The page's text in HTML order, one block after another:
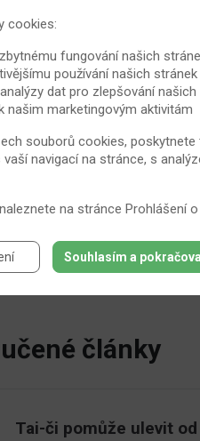
nejrůznějších
kopřivové lístky jsou
články
Tai-či pomůže ulevit
cookies:
fungování našich
používání našich stránek
dat pro zlepšování našich
našim marketingovým aktivitám
souborů cookies,
navigací na stránce, s
na stránce Prohlášení
Souhlasím a